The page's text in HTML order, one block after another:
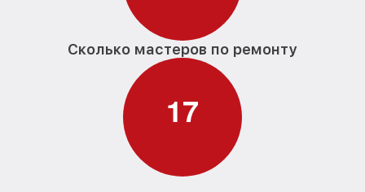
Сколько мастеров по ремонту
17